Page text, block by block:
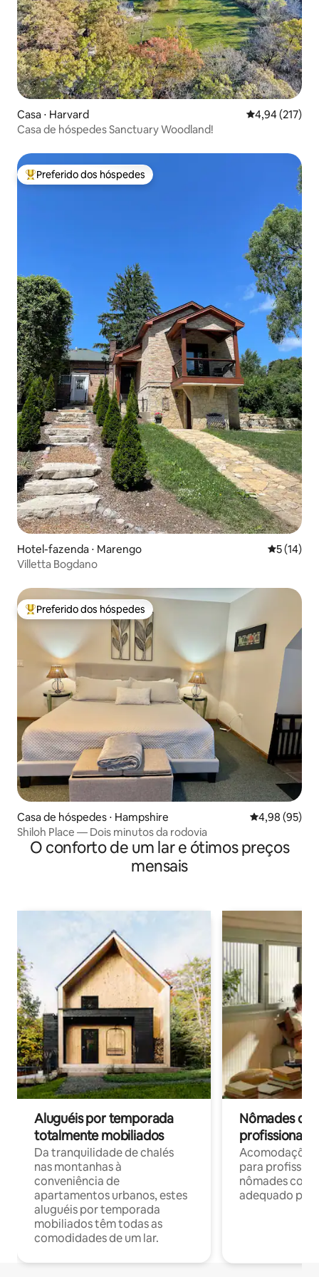
Casa ⋅ Harvard 4,94 de uma
4,94 (217)
Casa de hóspedes Sanctuary Woodland!
Entre os melhores preferidos dos hóspedes
Preferido dos hóspedes
Hotel-fazenda ⋅ Marengo 5 de uma
5 (14)
Villetta Bogdano
Entre os melhores preferidos dos hóspedes
Preferido dos hóspedes
Casa de hóspedes ⋅ Hampshire 4,98 de uma
4,98 (95)
Shiloh Place — Dois minutos da rodovia
O conforto de um lar e ótimos preços
mensais
Aluguéis por temporada
totalmente mobiliados
Da tranquilidade de chalés
nas montanhas à
conveniência de
apartamentos urbanos, estes
aluguéis por temporada
mobiliados têm todas as
comodidades de um lar.
Nômades
profissionais
para
nômades com
adequado